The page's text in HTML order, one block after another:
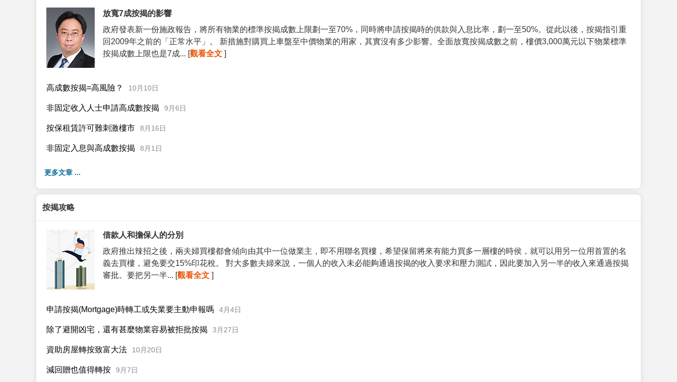
放寬7成按揭的影響
政府發表新一份施政報告，將所有物業的標準按揭成數上限劃一至70%，同時將申請按揭時的供款與入息比率，劃一至50%。從此以後，按揭指引重
回2009年之前的「正常水平」。 新措施對購買上車盤至中價物業的用家，其實沒有多少影響。全面放寬按揭成數之前，樓價3,000萬元以下物業標準
按揭成數上限也是7成... [觀看全文 ]
高成數按揭=高風險？ 10月10日
非固定收入人士申請高成數按揭 9月6日
按保租賃許可難刺激樓市 8月16日
非固定入息與高成數按揭 8月1日
更多文章 ...
按揭攻略
借款人和擔保人的分別
政府推出辣招之後，兩夫婦買樓都會傾向由其中一位做業主，即不用聯名買樓，希望保留將來有能力買多一層樓的時侯，就可以用另一位用首置的名
義去買樓，避免要交15%印花稅。 對大多數夫婦來說，一個人的收入未必能夠通過按揭的收入要求和壓力測試，因此要加入另一半的收入來通過按揭
審批。要把另一半... [觀看全文 ]
申請按揭(Mortgage)時轉工或失業要主動申報嗎 4月4日
除了避開凶宅，還有甚麼物業容易被拒批按揭 3月27日
資助房屋轉按致富大法 10月20日
減回贈也值得轉按 9月7日